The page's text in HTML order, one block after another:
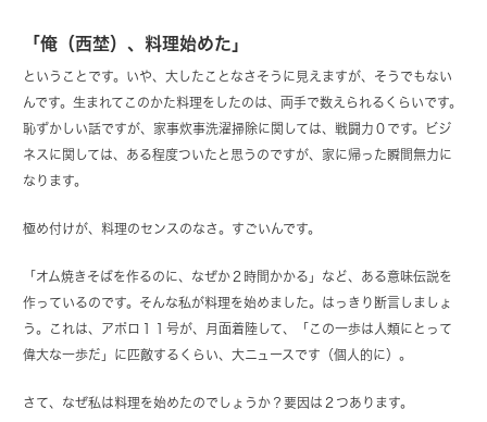
「俺（西埜）、料理始めた」
ということです。いや、大したことなさそうに見えますが、そうでもない
んです。生まれてこのかた料理をしたのは、両手で数えられるくらいです。
恥ずかしい話ですが、家事炊事洗濯掃除に関しては、戦闘力０です。ビジ
ネスに関しては、ある程度ついたと思うのですが、家に帰った瞬間無力に
なります。
極め付けが、料理のセンスのなさ。すごいんです。
「オム焼きそばを作るのに、なぜか２時間かかる」など、ある意味伝説を
作っているのです。そんな私が料理を始めました。はっきり断言しましょ
う。これは、アポロ１１号が、月面着陸して、「この一歩は人類にとって
偉大な一歩だ」に匹敵するくらい、大ニュースです（個人的に）。
さて、なぜ私は料理を始めたのでしょうか？要因は２つあります。